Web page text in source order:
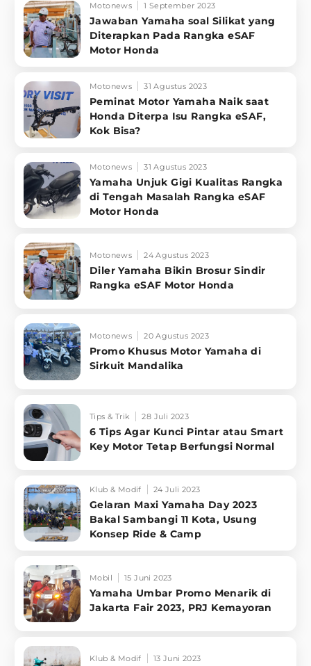
Motonews 1 September 2023
Jawaban Yamaha soal Silikat yang
Diterapkan Pada Rangka eSAF
Motor Honda
Motonews 31 Agustus 2023
Peminat Motor Yamaha Naik saat
Honda Diterpa Isu Rangka eSAF,
Kok Bisa?
Motonews 31 Agustus 2023
Yamaha Unjuk Gigi Kualitas Rangka
di Tengah Masalah Rangka eSAF
Motor Honda
Motonews 24 Agustus 2023
Diler Yamaha Bikin Brosur Sindir
Rangka eSAF Motor Honda
Motonews 20 Agustus 2023
Promo Khusus Motor Yamaha di
Sirkuit Mandalika
Tips & Trik 28 Juli 2023
6 Tips Agar Kunci Pintar atau Smart
Key Motor Tetap Berfungsi Normal
Klub & Modif 24 Juli 2023
Gelaran Maxi Yamaha Day 2023
Bakal Sambangi 11 Kota, Usung
Konsep Ride & Camp
Mobil 15 Juni 2023
Yamaha Umbar Promo Menarik di
Jakarta Fair 2023, PRJ Kemayoran
Klub & Modif 13 Juni 2023